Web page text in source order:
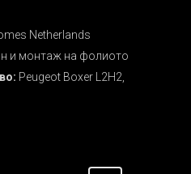
Netherlands
и монтаж на фолиото
Peugeot Boxer L2H2,